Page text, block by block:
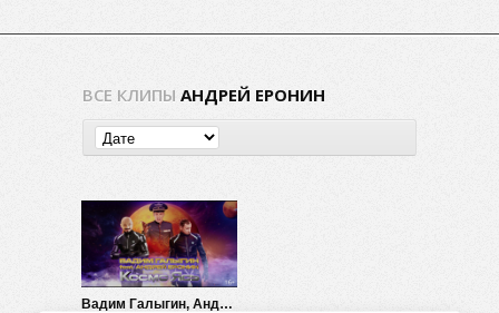
ВСЕ КЛИПЫ АНДРЕЙ ЕРОНИН
Вадим Галыгин, Андрей Еронин & Павел Воля — Космо Ясь